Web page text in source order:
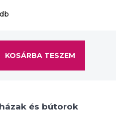
KOSÁRBA TESZEM
és bútorok